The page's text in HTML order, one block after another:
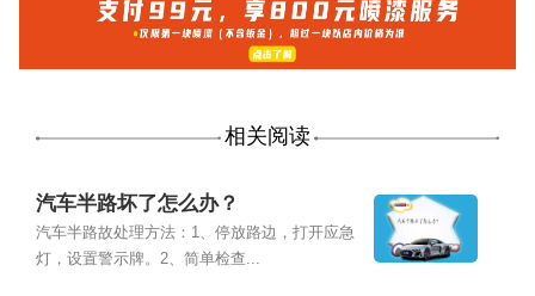
相关阅读
汽车半路坏了怎么办？
汽车半路故处理方法：1、停放路边，打开应急
灯，设置警示牌。2、简单检查...